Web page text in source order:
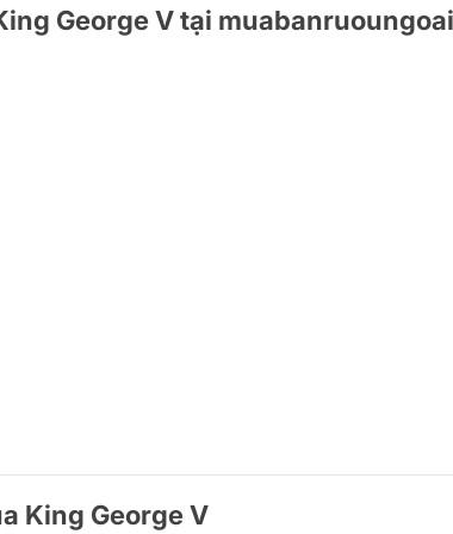
George V tại
King George V